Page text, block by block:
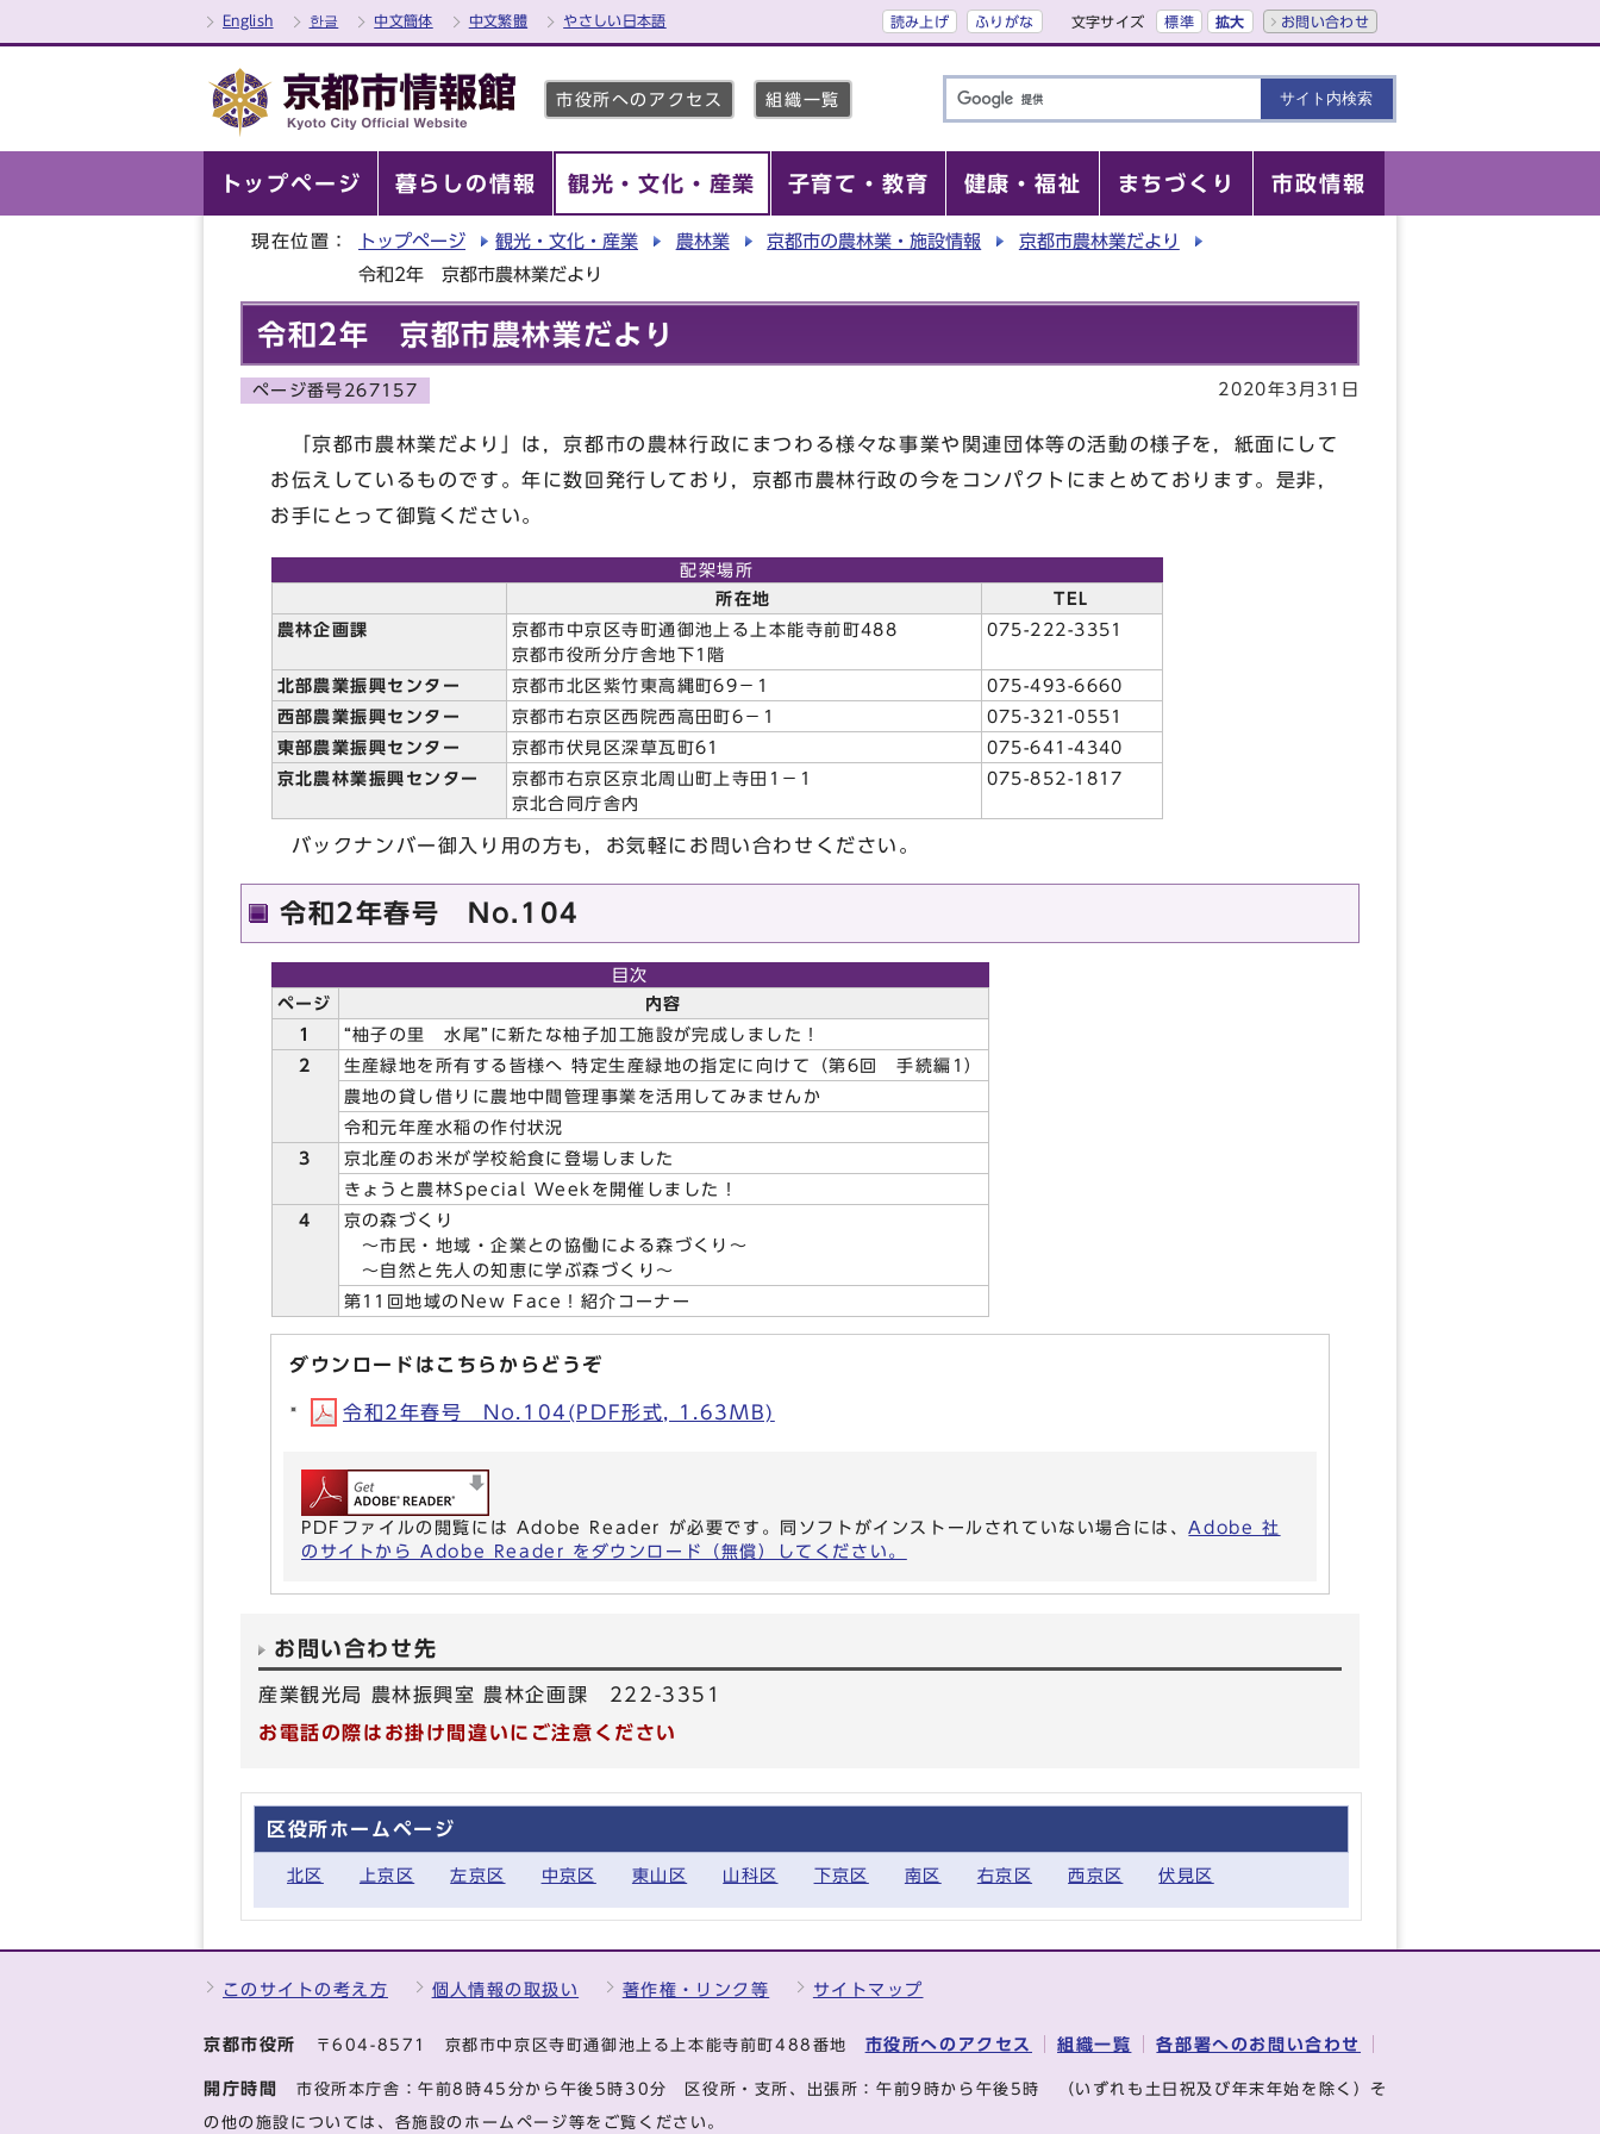
English 한글 中文簡体 中文繁體 やさしい日本語 読み上げ ふりがな 文字サイズ 標準 拡大 お問い合わせ
市役所へのアクセス 組織一覧
トップページ 暮らしの情報 観光・文化・産業 子育て・教育 健康・福祉 まちづくり 市政情報
現在位置： トップページ 観光・文化・産業 農林業 京都市の農林業・施設情報
京都市農林業だより
令和2年 京都市農林業だより
令和2年 京都市農林業だより
ページ番号267157 2020年3月31日
「京都市農林業だより」は，京都市の農林行政にまつわる様々な事業や関連団体等の活動の様子を，紙面にして
お伝えしているものです。年に数回発行しており，京都市農林行政の今をコンパクトにまとめております。是非，
お手にとって御覧ください。
配架場所
所在地
TEL
農林企画課
京都市中京区寺町通御池上る上本能寺前町488
京都市役所分庁舎地下1階
075-222-3351
北部農業振興センター 京都市北区紫竹東高縄町69－1
075-493-6660
西部農業振興センター
京都市右京区西院西高田町6－1
075-321-0551
東部農業振興センター
京都市伏見区深草瓦町61
075-641-4340
京北農林業振興センター
京都市右京区京北周山町上寺田1－1
京北合同庁舎内
075-852-1817
バックナンバー御入り用の方も，お気軽にお問い合わせください。
令和2年春号 No.104
目次
ページ
内容
1
“柚子の里 水尾”に新たな柚子加工施設が完成しました！
2
生産緑地を所有する皆様へ 特定生産緑地の指定に向けて（第6回 手続編1）
農地の貸し借りに農地中間管理事業を活用してみませんか
令和元年産水稲の作付状況
3
京北産のお米が学校給食に登場しました
きょうと農林Special Weekを開催しました！
4
京の森づくり
～市民・地域・企業との協働による森づくり～
～自然と先人の知恵に学ぶ森づくり～
第11回地域のNew Face！紹介コーナー
ダウンロードはこちらからどうぞ
令和2年春号 No.104(PDF形式, 1.63MB)
PDFファイルの閲覧には Adobe Reader が必要です。同ソフトがインストールされていない場合には、Adobe 社
のサイトから Adobe Reader をダウンロード（無償）してください。
お問い合わせ先
産業観光局 農林振興室 農林企画課 222-3351
お電話の際はお掛け間違いにご注意ください
区役所ホームページ
北区 上京区 左京区 中京区 東山区 山科区 下京区 南区 右京区 西京区 伏見区
このサイトの考え方 個人情報の取扱い 著作権・リンク等 サイトマップ
京都市役所 〒604-8571 京都市中京区寺町通御池上る上本能寺前町488番地 市役所へのアクセス 組織一覧 各部署へのお問い合わせ
開庁時間 市役所本庁舎：午前8時45分から午後5時30分 区役所・支所、出張所：午前9時から午後5時 （いずれも土日祝及び年末年始を除く）そ
の他の施設については、各施設のホームページ等をご覧ください。